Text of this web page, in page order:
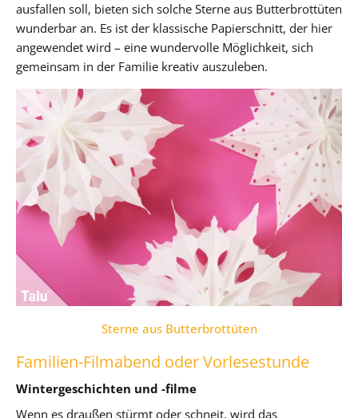
ausfallen soll, bieten sich solche Sterne aus Butterbrottüten
wunderbar an. Es ist der klassische Papierschnitt, der hier
angewendet wird – eine wundervolle Möglichkeit, sich
gemeinsam in der Familie kreativ auszuleben.
Sterne aus Butterbrottüten
Familien-Filmabend oder Vorlesestunde
Wintergeschichten und -filme
Wenn es draußen stürmt oder schneit, wird das